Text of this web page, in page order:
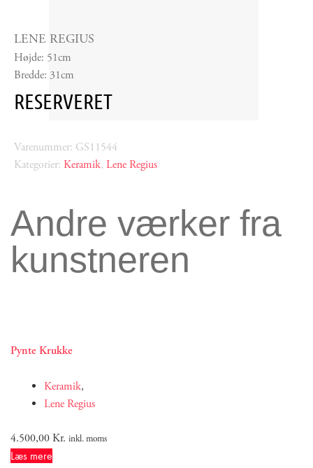
LENE REGIUS
Højde: 51cm
Bredde: 31cm
RESERVERET
Varenummer: GS11544
Kategorier: Keramik, Lene Regius
Andre værker fra
kunstneren
Pynte Krukke
Keramik,
Lene Regius
4.500,00Kr. inkl. moms
Læs mere